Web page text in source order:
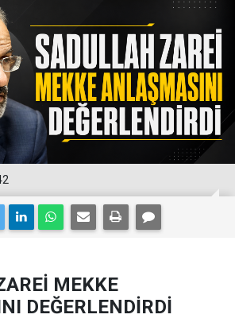
MEKKE
DEĞERLENDİRDİ